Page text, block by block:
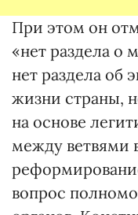
При этом он
«нет раздела о
нет раздела об
жизни страны,
на основе
между ветвями
вопрос